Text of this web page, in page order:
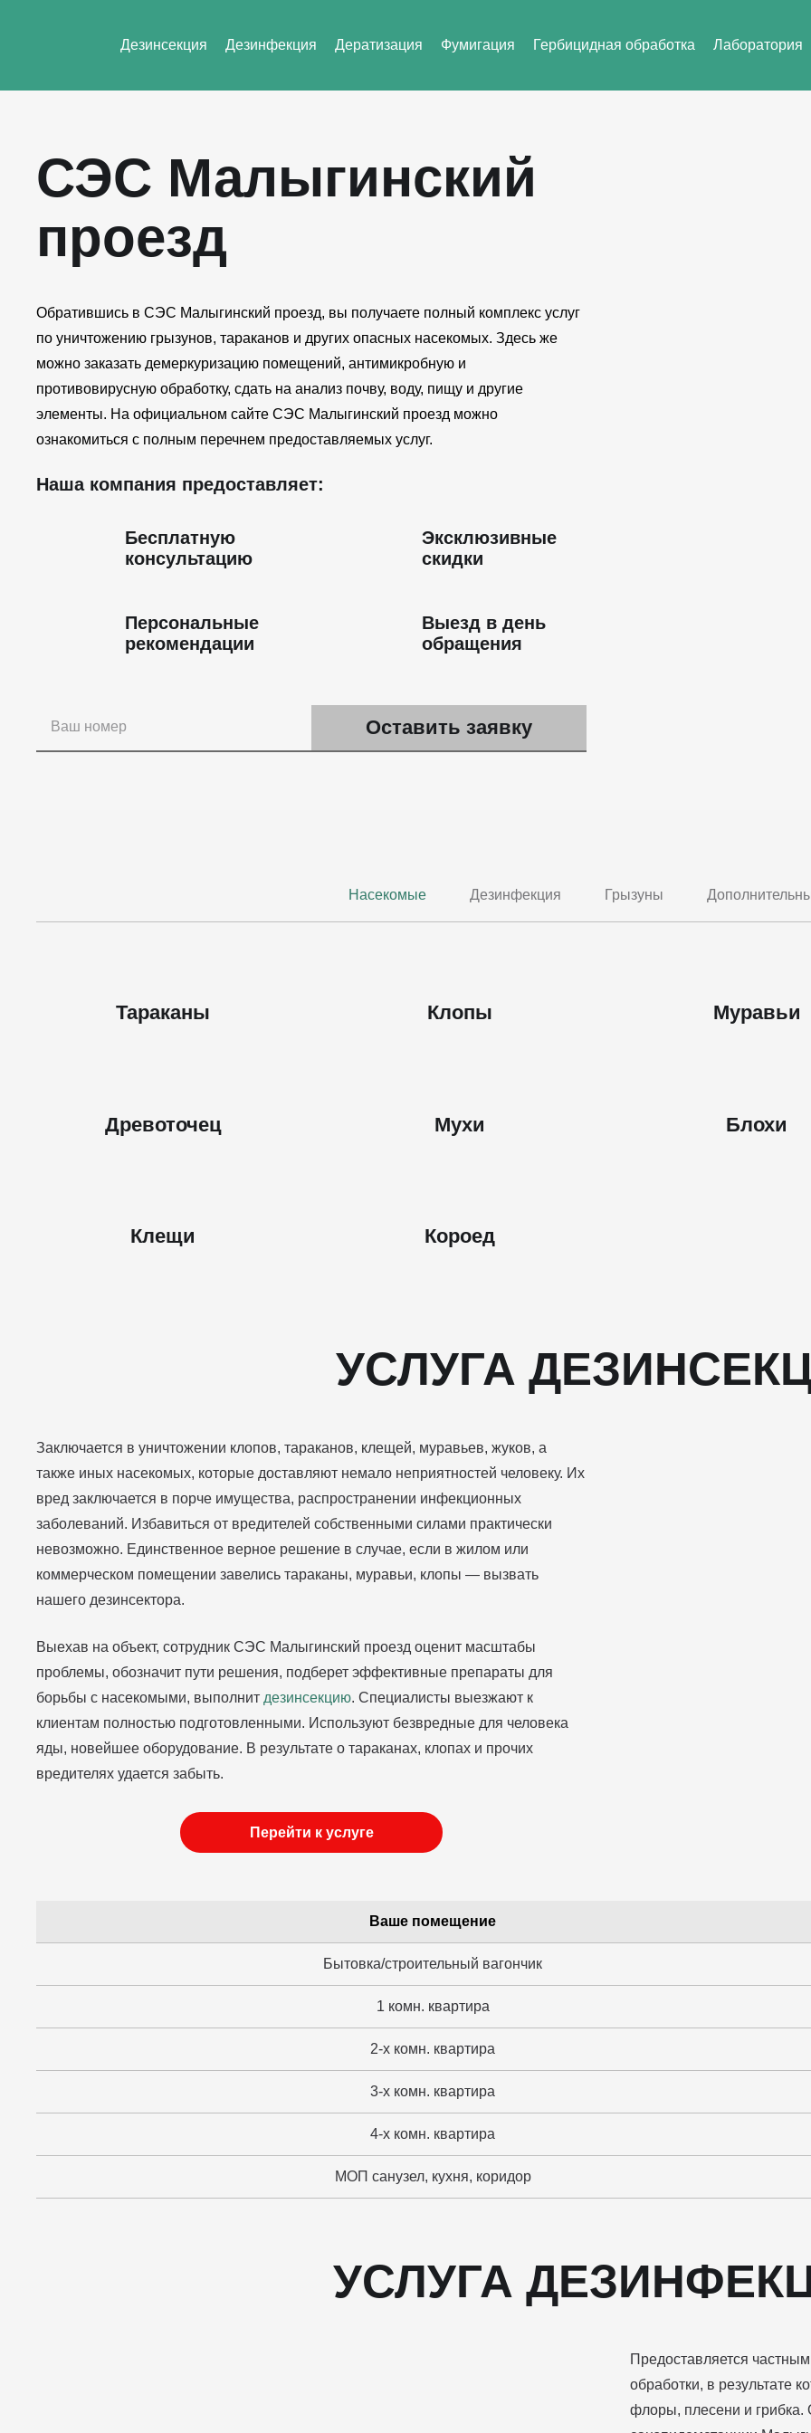
Дезинсекция Дезинфекция Дератизация Фумигация Гербицидная обработка Лаборатория
СЭС Малыгинский
проезд
Обратившись в СЭС Малыгинский проезд, вы получаете полный комплекс услуг
по уничтожению грызунов, тараканов и других опасных насекомых. Здесь же
можно заказать демеркуризацию помещений, антимикробную и
противовирусную обработку, сдать на анализ почву, воду, пищу и другие
элементы. На официальном сайте СЭС Малыгинский проезд можно
ознакомиться с полным перечнем предоставляемых услуг.
Наша компания предоставляет:
Бесплатную
консультацию
Эксклюзивные
скидки
Персональные
рекомендации
Выезд в день
обращения
Насекомые Дезинфекция Грызуны
Тараканы Клопы Муравьи
Древоточец Мухи Блохи
Клещи Короед
УСЛУГА
Заключается в уничтожении клопов, тараканов, клещей, муравьев, жуков, а
также иных насекомых, которые доставляют немало неприятностей человеку. Их
вред заключается в порче имущества, распространении инфекционных
заболеваний. Избавиться от вредителей собственными силами практически
невозможно. Единственное верное решение в случае, если в жилом или
коммерческом помещении завелись тараканы, муравьи, клопы — вызвать
нашего дезинсектора.
Выехав на объект, сотрудник СЭС Малыгинский проезд оценит масштабы
проблемы, обозначит пути решения, подберет эффективные препараты для
борьбы с насекомыми, выполнит дезинсекцию. Специалисты выезжают к
клиентам полностью подготовленными. Используют безвредные для человека
яды, новейшее оборудование. В результате о тараканах, клопах и прочих
вредителях удается забыть.
Перейти к услуге
Ваше помещение
Бытовка/строительный вагончик
1 комн. квартира
2-х комн. квартира
3-х комн. квартира
4-х комн. квартира
МОП санузел, кухня, коридор
УСЛУГА
Предоставляется
обработки, в результате
флоры, плесени и грибка.